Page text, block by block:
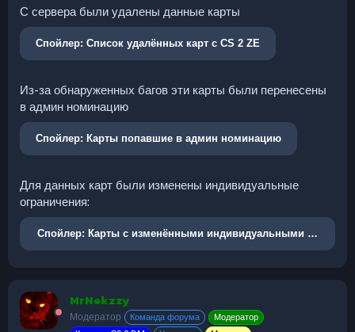
С сервера были удалены данные карты
Спойлер: Список удалённых карт с CS 2 ZE
Из-за обнаруженных багов эти карты были перенесены
в админ номинацию
Спойлер: Карты попавшие в админ номинацию
Для данных карт были изменены индивидуальные
ограничения:
Спойлер: Карты с изменёнными индивидуальными
MrNekzzy
Модератор Команда форума
Модератор